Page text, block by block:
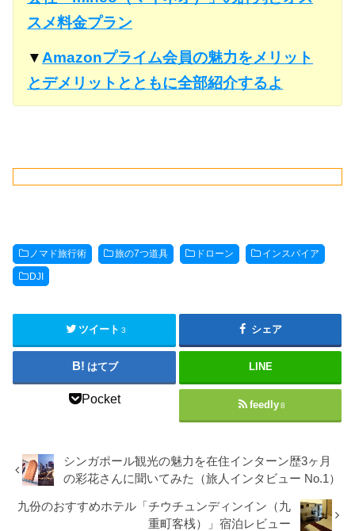
スメ料金プラン
▼ Amazonプライム会員の魅力をメリット
とデメリットとともに全部紹介するよ
ノマド旅行術 旅の7つ道具 ドローン インスパイア
DJI
ツイート 3 シェア
はてブ LINE
Pocket feedly 8
シンガポール観光の魅力を在住インターン歴3ヶ月
の彩花さんに聞いてみた（旅人インタビュー No.1）
九份のおすすめホテル「チウチュンディンイン（九
重町客桟）」宿泊レビュー